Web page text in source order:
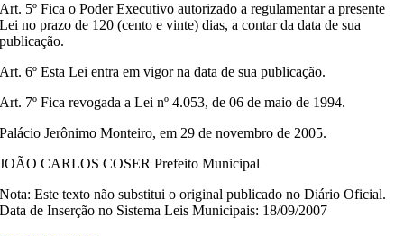
Art. 5º Fica o Poder Executivo autorizado a regulamentar a presente
Lei no prazo de 120 (cento e vinte) dias, a contar da data de sua
publicação.
Art. 6º Esta Lei entra em vigor na data de sua publicação.
Art. 7º Fica revogada a Lei nº 4.053, de 06 de maio de 1994.
Palácio Jerônimo Monteiro, em 29 de novembro de 2005.
JOÃO CARLOS COSER Prefeito Municipal
Nota: Este texto não substitui o original publicado no Diário Oficial.
Data de Inserção no Sistema Leis Municipais: 18/09/2007